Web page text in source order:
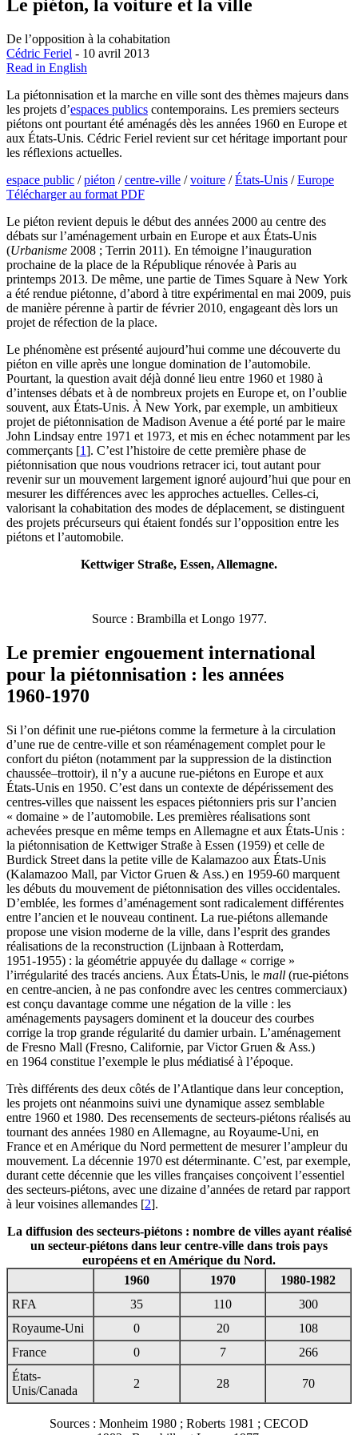
Le piéton, la voiture et la ville
De l’opposition à la cohabitation
Cédric Feriel - 10 avril 2013
Read in English
La piétonnisation et la marche en ville sont des thèmes majeurs dans
les projets d’espaces publics contemporains. Les premiers secteurs
piétons ont pourtant été aménagés dès les années 1960 en Europe et
aux États-Unis. Cédric Feriel revient sur cet héritage important pour
les réflexions actuelles.
espace public /piéton /centre-ville /voiture /États-Unis /Europe
Télécharger au format PDF
Le piéton revient depuis le début des années 2000 au centre des
débats sur l’aménagement urbain en Europe et aux États-Unis
(Urbanisme 2008 ; Terrin 2011). En témoigne l’inauguration
prochaine de la place de la République rénovée à Paris au
printemps 2013. De même, une partie de Times Square à New York
a été rendue piétonne, d’abord à titre expérimental en mai 2009, puis
de manière pérenne à partir de février 2010, engageant dès lors un
projet de réfection de la place.
Le phénomène est présenté aujourd’hui comme une découverte du
piéton en ville après une longue domination de l’automobile.
Pourtant, la question avait déjà donné lieu entre 1960 et 1980 à
d’intenses débats et à de nombreux projets en Europe et, on l’oublie
souvent, aux États-Unis. À New York, par exemple, un ambitieux
projet de piétonnisation de Madison Avenue a été porté par le maire
John Lindsay entre 1971 et 1973, et mis en échec notamment par les
commerçants [1]. C’est l’histoire de cette première phase de
piétonnisation que nous voudrions retracer ici, tout autant pour
revenir sur un mouvement largement ignoré aujourd’hui que pour en
mesurer les différences avec les approches actuelles. Celles-ci,
valorisant la cohabitation des modes de déplacement, se distinguent
des projets précurseurs qui étaient fondés sur l’opposition entre les
piétons et l’automobile.
Kettwiger Straße, Essen, Allemagne.
Source : Brambilla et Longo 1977.
Le premier engouement international
pour la piétonnisation : les années
1960‑1970
Si l’on définit une rue-piétons comme la fermeture à la circulation
d’une rue de centre-ville et son réaménagement complet pour le
confort du piéton (notamment par la suppression de la distinction
chaussée–trottoir), il n’y a aucune rue-piétons en Europe et aux
États-Unis en 1950. C’est dans un contexte de dépérissement des
centres-villes que naissent les espaces piétonniers pris sur l’ancien
« domaine » de l’automobile. Les premières réalisations sont
achevées presque en même temps en Allemagne et aux États-Unis :
la piétonnisation de Kettwiger Straße à Essen (1959) et celle de
Burdick Street dans la petite ville de Kalamazoo aux États-Unis
(Kalamazoo Mall, par Victor Gruen & Ass.) en 1959‑60 marquent
les débuts du mouvement de piétonnisation des villes occidentales.
D’emblée, les formes d’aménagement sont radicalement différentes
entre l’ancien et le nouveau continent. La rue-piétons allemande
propose une vision moderne de la ville, dans l’esprit des grandes
réalisations de la reconstruction (Lijnbaan à Rotterdam,
1951‑1955) : la géométrie appuyée du dallage « corrige »
l’irrégularité des tracés anciens. Aux États-Unis, le mall (rue-piétons
en centre-ancien, à ne pas confondre avec les centres commerciaux)
est conçu davantage comme une négation de la ville : les
aménagements paysagers dominent et la douceur des courbes
corrige la trop grande régularité du damier urbain. L’aménagement
de Fresno Mall (Fresno, Californie, par Victor Gruen & Ass.)
en 1964 constitue l’exemple le plus médiatisé à l’époque.
Très différents des deux côtés de l’Atlantique dans leur conception,
les projets ont néanmoins suivi une dynamique assez semblable
entre 1960 et 1980. Des recensements de secteurs-piétons réalisés au
tournant des années 1980 en Allemagne, au Royaume-Uni, en
France et en Amérique du Nord permettent de mesurer l’ampleur du
mouvement. La décennie 1970 est déterminante. C’est, par exemple,
durant cette décennie que les villes françaises conçoivent l’essentiel
des secteurs-piétons, avec une dizaine d’années de retard par rapport
à leur voisines allemandes [2].
La diffusion des secteurs-piétons : nombre de villes ayant réalisé
un secteur-piétons dans leur centre-ville dans trois pays
européens et en Amérique du Nord.
1960
1970
1980‑1982
RFA
35 110
300
Royaume-Uni
0 20
108
France
0 7
266
États-
Unis/Canada
2 28 70
Sources : Monheim 1980 ; Roberts 1981 ; CECOD